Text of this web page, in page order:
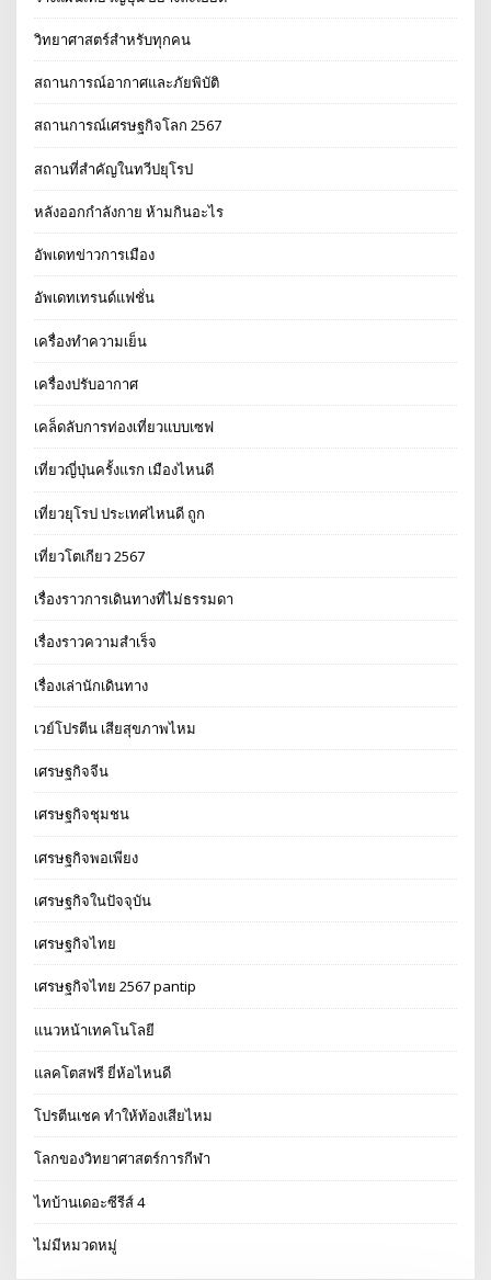
วิทยาศาสตร์สำหรับทุกคน
สถานการณ์อากาศและภัยพิบัติ
สถานการณ์เศรษฐกิจโลก 2567
สถานที่สำคัญในทวีปยุโรป
หลังออกกําลังกาย ห้ามกินอะไร
อัพเดทข่าวการเมือง
อัพเดทเทรนด์แฟชั่น
เครื่องทำความเย็น
เครื่องปรับอากาศ
เคล็ดลับการท่องเที่ยวแบบเซฟ
เที่ยวญี่ปุ่นครั้งแรก เมืองไหนดี
เที่ยวยุโรป ประเทศไหนดี ถูก
เที่ยวโตเกียว 2567
เรื่องราวการเดินทางที่ไม่ธรรมดา
เรื่องราวความสำเร็จ
เรื่องเล่านักเดินทาง
เวย์โปรตีน เสียสุขภาพไหม
เศรษฐกิจจีน
เศรษฐกิจชุมชน
เศรษฐกิจพอเพียง
เศรษฐกิจในปัจจุบัน
เศรษฐกิจไทย
เศรษฐกิจไทย 2567 pantip
แนวหน้าเทคโนโลยี
แลคโตสฟรี ยี่ห้อไหนดี
โปรตีนเชค ทำให้ท้องเสียไหม
โลกของวิทยาศาสตร์การกีฬา
ไทบ้านเดอะซีรีส์ 4
ไม่มีหมวดหมู่